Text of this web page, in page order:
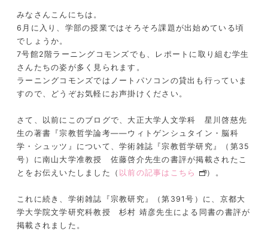
みなさんこんにちは。
6月に入り、学部の授業ではそろそろ課題が出始めている頃
でしょうか。
7号館2階ラーニングコモンズでも、レポートに取り組む学生
さんたちの姿が多く見られます。
ラーニングコモンズではノートパソコンの貸出も行っていま
すので、どうぞお気軽にお声掛けください。
さて、以前にこのブログで、大正大学人文学科 星川啓慈先
生の著書『宗教哲学論考――ウィトゲンシュタイン・脳科
学・シュッツ』について、学術雑誌『宗教哲学研究』（第35
号）に南山大学准教授 佐藤啓介先生の書評が掲載されたこ
とをお伝えいたしました（ 以前の記事はこちら ）。
これに続き、学術雑誌『宗教研究』（第 391号）に、京都大
学大学院文学研究科教授 杉村 靖彦先生による同書の書評が
掲載されました。